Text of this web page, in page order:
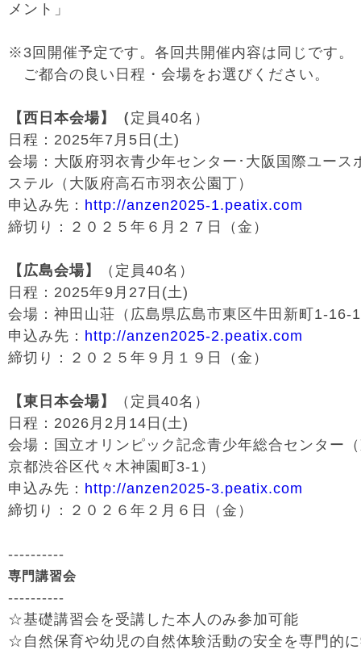
メント」
※3回開催予定です。各回共開催内容は同じです。
ご都合の良い日程・会場をお選びください。
【西日本会場】（ 定員40名）
日程：2025年7月5日(土)
会場：大阪府羽衣青少年センター･大阪国際ユース
ステル（大阪府高石市羽衣公園丁）
申込み先： http://anzen2025-1.peatix.com
締切り：２０２５年６月２７日（金）
【広島会場】
（定員40名）
日程：2025年9月27日(土)
会場：神田山荘（広島県広島市東区牛田新町1-16-
申込み先： http://anzen2025-2.peatix.com
締切り：２０２５年９月１９日（金）
【東日本会場】
（定員40名）
日程：2026月2月14日(土)
会場：国立オリンピック記念青少年総合センター
京都渋谷区代々木神園町3-1）
申込み先： http://anzen2025-3.peatix.com
締切り：２０２６年２月６日（金）
----------
専門講習会
----------
☆基礎講習会を受講した本人のみ参加可能
☆自然保育や幼児の自然体験活動の安全を専門的